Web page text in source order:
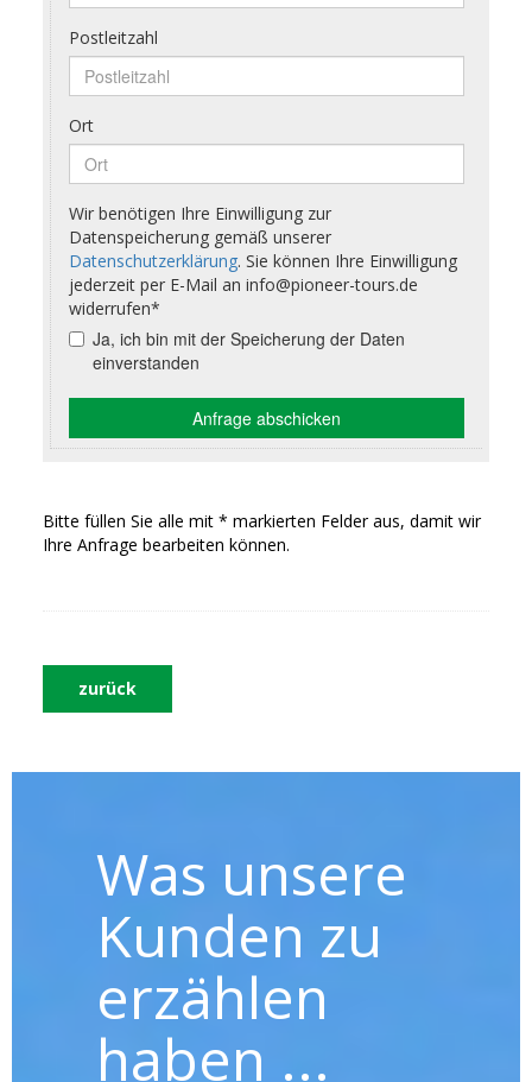
Bitte füllen Sie alle mit * markierten Felder aus, damit wir
Ihre Anfrage bearbeiten können.
zurück
Was unsere
Kunden zu
erzählen
haben ...